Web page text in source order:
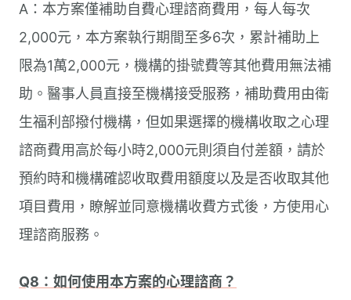
A：本方案僅補助自費心理諮商費用，每人每次
2,000元，本方案執行期間至多6次，累計補助上
限為1萬2,000元，機構的掛號費等其他費用無法補
助。醫事人員直接至機構接受服務，補助費用由衛
生福利部撥付機構，但如果選擇的機構收取之心理
諮商費用高於每小時2,000元則須自付差額，請於
預約時和機構確認收取費用額度以及是否收取其他
項目費用，瞭解並同意機構收費方式後，方使用心
理諮商服務。
Q8：如何使用本方案的心理諮商？